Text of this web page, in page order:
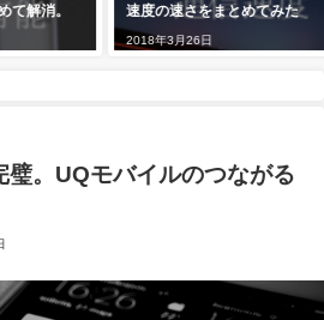
。
速度の速さをまとめてみた
2018年3月26日
璧。UQモバイルのつながる